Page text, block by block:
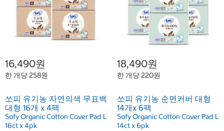
16,490원
한 개당 258원
쏘피 유기농 자연의색 무표백
대형 16개 x 4팩
Sofy Organic Cotton Cover Pad L
16ct x 4pk
18,490원
한 개당 220원
쏘피 유기농 순면커버 대형
14개x 6팩
Sofy Organic Cotton Cover Pad L
14ct x 6pk